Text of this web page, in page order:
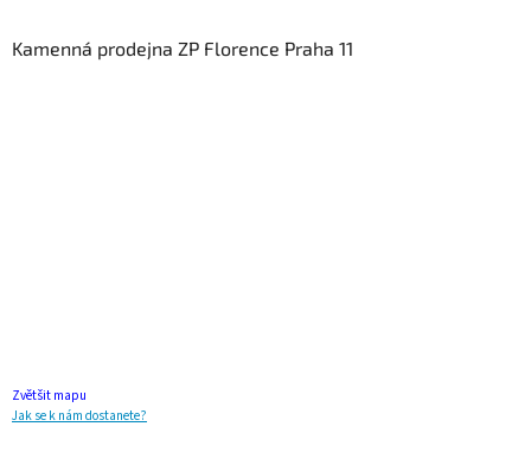
Kamenná prodejna ZP Florence Praha 11
Zvětšit mapu
Jak se k nám dostanete?